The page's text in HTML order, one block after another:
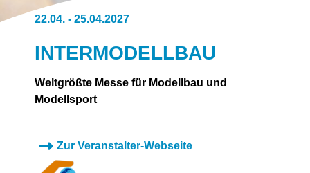
22.04. - 25.04.2027
INTERMODELLBAU
Weltgrößte Messe für Modellbau und
Modellsport
Zur Veranstalter-Webseite